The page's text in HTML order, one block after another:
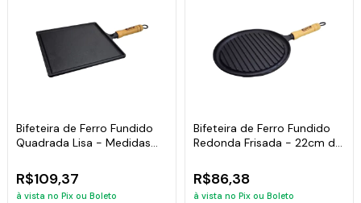
Bifeteira de Ferro Fundido
Quadrada Lisa - Medidas
R$109,37
à vista no Pix ou Boleto
Bifeteira de Ferro Fundido
Redonda Frisada - 22cm de
R$86,38
à vista no Pix ou Boleto